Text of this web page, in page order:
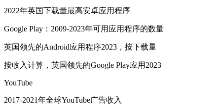
2022年英国下载量最高安卓应用程序
Google Play：2009-2023年可用应用程序的数量
英国领先的Android应用程序2023，按下载量
按收入计算，英国领先的Google Play应用2023
YouTube
2017-2021年全球YouTube广告收入